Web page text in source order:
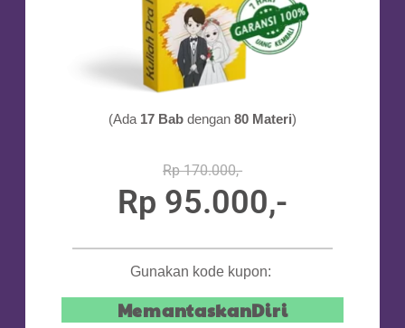
(Ada 17 Bab dengan 80 Materi)
Rp 170.000,-
Rp 95.000,-
Gunakan kode kupon:
MemantaskanDiri